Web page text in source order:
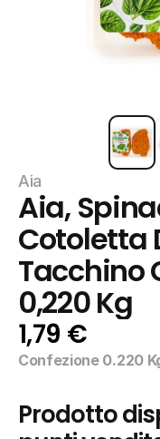
Aia
Aia,
Cotoletta
Tacchino
0,220 Kg
1,79 €
Confezione 0.220
Prodotto